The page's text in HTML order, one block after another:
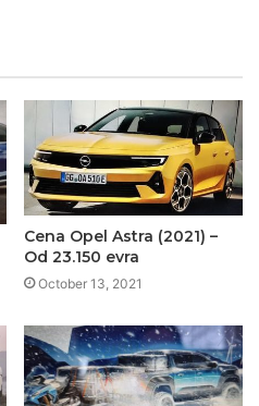
Cena Opel Astra (2021) –
Od 23.150 evra
October 13, 2021